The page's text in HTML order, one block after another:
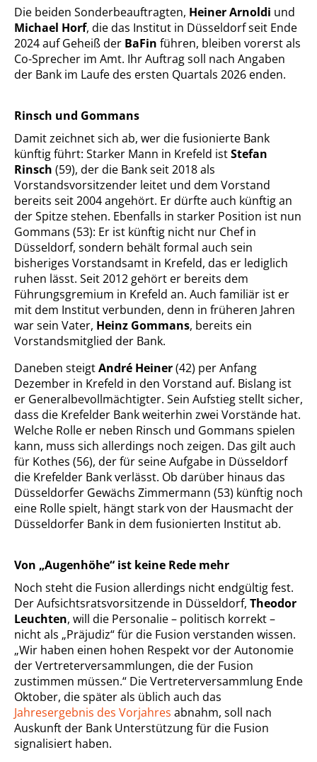
Die beiden Sonderbeauftragten, Heiner Arnoldi und
Michael Horf, die das Institut in Düsseldorf seit Ende
2024 auf Geheiß der BaFin führen, bleiben vorerst als
Co-Sprecher im Amt. Ihr Auftrag soll nach Angaben
der Bank im Laufe des ersten Quartals 2026 enden.
Rinsch und Gommans
Damit zeichnet sich ab, wer die fusionierte Bank
künftig führt: Starker Mann in Krefeld istStefan
Rinsch (59), der die Bank seit 2018 als
Vorstandsvorsitzender leitet und dem Vorstand
bereits seit 2004 angehört. Er dürfte auch künftig an
der Spitze stehen. Ebenfalls in starker Position ist nun
Gommans (53): Er ist künftig nicht nur Chef in
Düsseldorf, sondern behält formal auch sein
bisheriges Vorstandsamt in Krefeld, das er lediglich
ruhen lässt. Seit 2012 gehört er bereits dem
Führungsgremium in Krefeld an. Auch familiär ist er
mit dem Institut verbunden, denn in früheren Jahren
war sein Vater, Heinz Gommans, bereits ein
Vorstandsmitglied der Bank.
Daneben steigtAndré Heiner(42) per Anfang
Dezember in Krefeld in den Vorstand auf. Bislang ist
er Generalbevollmächtigter. Sein Aufstieg stellt sicher,
dass die Krefelder Bank weiterhin zwei Vorstände hat.
Welche Rolle er neben Rinsch und Gommans spielen
kann, muss sich allerdings noch zeigen. Das gilt auch
für Kothes (56), der für seine Aufgabe in Düsseldorf
die Krefelder Bank verlässt. Ob darüber hinaus das
Düsseldorfer Gewächs Zimmermann (53) künftig noch
eine Rolle spielt, hängt stark von der Hausmacht der
Düsseldorfer Bank in dem fusionierten Institut ab.
Von „Augenhöhe“ ist keine Rede mehr
Noch steht die Fusion allerdings nicht endgültig fest.
Der Aufsichtsratsvorsitzende in Düsseldorf, Theodor
Leuchten, will die Personalie – politisch korrekt –
nicht als „Präjudiz“ für die Fusion verstanden wissen.
„Wir haben einen hohen Respekt vor der Autonomie
der Vertreterversammlungen, die der Fusion
zustimmen müssen.“ Die Vertreterversammlung Ende
Oktober, die später als üblich auch das
Jahresergebnis des Vorjahres abnahm, soll nach
Auskunft der Bank Unterstützung für die Fusion
signalisiert haben.